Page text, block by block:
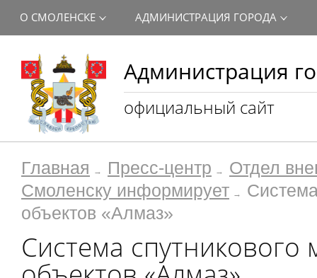
Администрация
официальный сайт
О СМОЛЕНСКЕ АДМИНИСТРАЦИЯ ГОРОДА
Главная Пресс-центр
Отдел
Смоленску информирует
объектов «Алмаз»
Система